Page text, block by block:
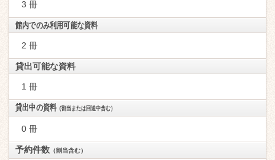
3 冊
館内でのみ利用可能な資料
2 冊
貸出可能な資料
1 冊
貸出中の資料（割当または回送中含む）
0 冊
予約件数 （割当含む）